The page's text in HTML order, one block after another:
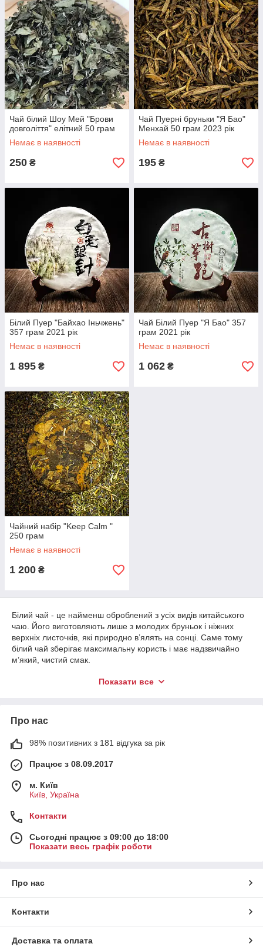
Чай білий Шоу Мей "Брови
довголіття" елітний 50 грам
Немає в наявності
250 ₴
Чай Пуерні бруньки "Я Бао"
Менхай 50 грам 2023 рік
Немає в наявності
195 ₴
Білий Пуер "Байхао Іньчжень"
357 грам 2021 рік
Немає в наявності
1 895 ₴
Чай Білий Пуер "Я Бао" 357
грам 2021 рік
Немає в наявності
1 062 ₴
Чайний набір "Keep Calm "
250 грам
Немає в наявності
1 200 ₴
Білий чай - це найменш оброблений з усіх видів китайського
чаю. Його виготовляють лише з молодих бруньок і ніжних
верхніх листочків, які природно в’ялять на сонці. Саме тому
білий чай зберігає максимальну користь і має надзвичайно
м’який, чистий смак.
Приготування європейським методом (настоювання):
- настоювати 5-7 хвилин.
- 5-6 грамів на 100-200 мл води;
- температура заварювання 70-80°С;
- настоювати 15-30 секунд.
Підходить для будь-якого часу чаювання.
Показати все
Про нас
98% позитивних з 181 відгука за рік
Працює з 08.09.2017
м. Київ
Київ, Україна
Контакти
Сьогодні працює з 09:00 до 18:00
Показати весь графік роботи
Про нас
Контакти
Доставка та оплата